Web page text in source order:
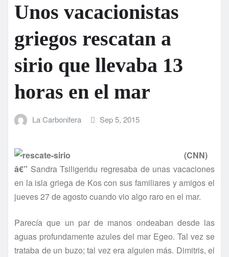
Unos vacacionistas
griegos rescatan a
sirio que llevaba 13
horas en el mar
La Carbonifera Sep 5, 2015
(CNN)
â€” Sandra Tsiligeridu regresaba de unas vacaciones
en la isla griega de Kos con sus familiares y amigos el
jueves 27 de agosto cuando vio algo raro en el mar.
Parecí­a que un par de manos ondeaban desde las
aguas profundamente azules del mar Egeo. Tal vez se
trataba de un buzo; tal vez era alguien más. Dimitris, el